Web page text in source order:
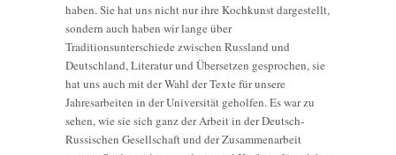
haben. Sie hat uns nicht nur ihre Kochkunst dargestellt,
sondern auch haben wir lange über
Traditionsunterschiede zwischen Russland und
Deutschland, Literatur und Übersetzen gesprochen, sie
hat uns auch mit der Wahl der Texte für unsere
Jahresarbeiten in der Universität geholfen. Es war zu
sehen, wie sie sich ganz der Arbeit in der Deutsch-
Russischen Gesellschaft und der Zusammenarbeit